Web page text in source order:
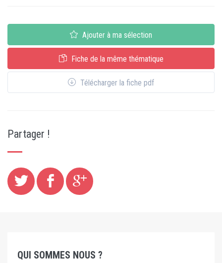
Ajouter à ma sélection
Fiche de la même thématique
Télécharger la fiche pdf
Partager !
QUI SOMMES NOUS ?